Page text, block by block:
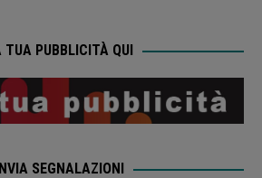
TUA PUBBLICITÀ QUI
SEGNALAZIONI